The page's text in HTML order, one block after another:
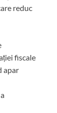
reduc
fiscale
apar